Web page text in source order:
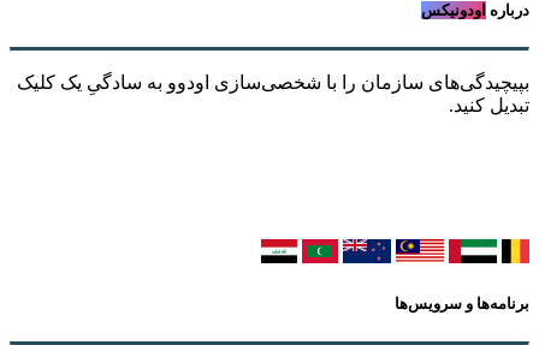
درباره اودونیکس
بپیچیدگی‌های سازمان را با شخصی‌سازی اودوو به سادگیِ یک کلیک
تبدیل کنید.
برنامه‌ها و سرویس‌ها